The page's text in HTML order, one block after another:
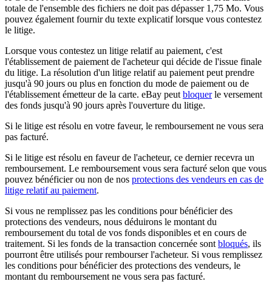
totale de l'ensemble des fichiers ne doit pas dépasser 1,75 Mo. Vous
pouvez également fournir du texte explicatif lorsque vous contestez
le litige.
Lorsque vous contestez un litige relatif au paiement, c'est
l'établissement de paiement de l'acheteur qui décide de l'issue finale
du litige. La résolution d'un litige relatif au paiement peut prendre
jusqu'à 90 jours ou plus en fonction du mode de paiement ou de
l'établissement émetteur de la carte. eBay peut bloquerle versement
des fonds jusqu'à 90 jours après l'ouverture du litige.
Si le litige est résolu en votre faveur, le remboursement ne vous sera
pas facturé.
Si le litige est résolu en faveur de l'acheteur, ce dernier recevra un
remboursement. Le remboursement vous sera facturé selon que vous
pouvez bénéficier ou non de nos protections des vendeurs en cas de
litige relatif au paiement.
Si vous ne remplissez pas les conditions pour bénéficier des
protections des vendeurs, nous déduirons le montant du
remboursement du total de vos fonds disponibles et en cours de
traitement. Si les fonds de la transaction concernée sont bloqués, ils
pourront être utilisés pour rembourser l'acheteur. Si vous remplissez
les conditions pour bénéficier des protections des vendeurs, le
montant du remboursement ne vous sera pas facturé.